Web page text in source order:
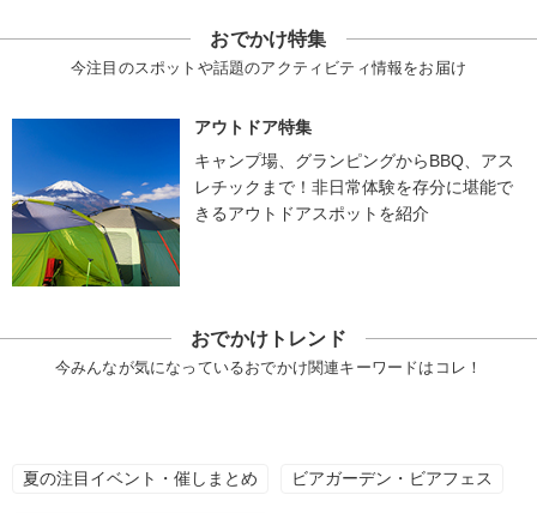
おでかけ特集
今注目のスポットや話題のアクティビティ情報をお届け
アウトドア特集
キャンプ場、グランピングからBBQ、アス
レチックまで！非日常体験を存分に堪能で
きるアウトドアスポットを紹介
おでかけトレンド
今みんなが気になっているおでかけ関連キーワードはコレ！
夏の注目イベント・催しまとめ ビアガーデン・ビアフェス